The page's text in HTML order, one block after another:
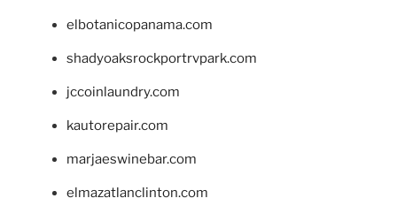
elbotanicopanama.com
shadyoaksrockportrvpark.com
jccoinlaundry.com
kautorepair.com
marjaeswinebar.com
elmazatlanclinton.com